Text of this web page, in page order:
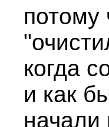
потому
когда
и как
начали